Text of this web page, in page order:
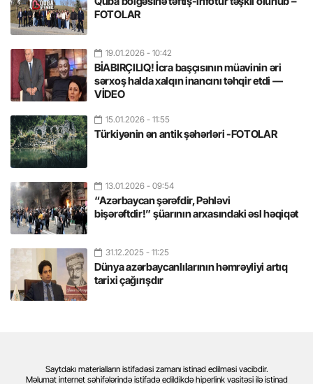
FOTOLAR
19.01.2026 - 10:42
BİABIRÇILIQ! İcra başçısının müavinin əri
sərxoş halda xalqın inancını təhqir etdi —
VİDEO
15.01.2026 - 11:55
Türkiyənin ən antik şəhərləri -FOTOLAR
13.01.2026 - 09:54
“Azərbaycan şərəfdir, Pəhləvi
bişərəftdir!” şüarının arxasındaki əsl həqiqət
31.12.2025 - 11:25
Dünya azərbaycanlılarının həmrəyliyi artıq
tarixi çağırışdır
Saytdakı materialların istifadəsi zamanı istinad edilməsi vacibdir.
Məlumat internet səhifələrində istifadə edildikdə hiperlink vasitəsi ilə istinad